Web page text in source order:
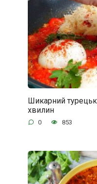
Шикарний
хвилин
0 853